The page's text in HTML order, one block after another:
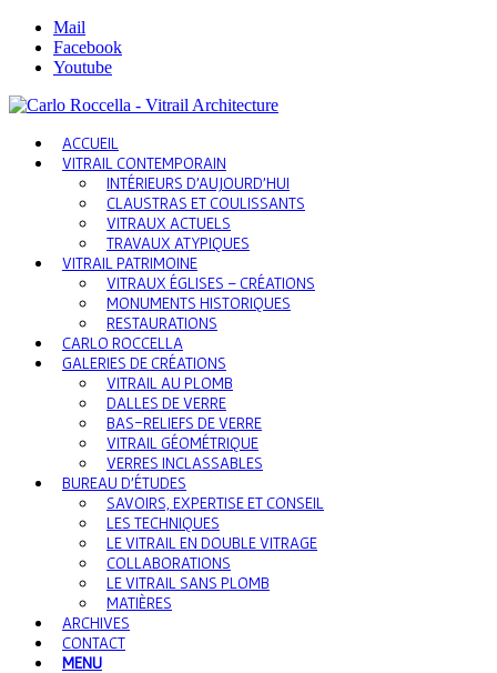
Mail
Facebook
Youtube
ACCUEIL
VITRAIL CONTEMPORAIN
INTÉRIEURS D’AUJOURD’HUI
CLAUSTRAS ET COULISSANTS
VITRAUX ACTUELS
TRAVAUX ATYPIQUES
VITRAIL PATRIMOINE
VITRAUX ÉGLISES – CRÉATIONS
MONUMENTS HISTORIQUES
RESTAURATIONS
CARLO ROCCELLA
GALERIES DE CRÉATIONS
VITRAIL AU PLOMB
DALLES DE VERRE
BAS-RELIEFS DE VERRE
VITRAIL GÉOMÉTRIQUE
VERRES INCLASSABLES
BUREAU D’ÉTUDES
SAVOIRS, EXPERTISE ET CONSEIL
LES TECHNIQUES
LE VITRAIL EN DOUBLE VITRAGE
COLLABORATIONS
LE VITRAIL SANS PLOMB
MATIÈRES
ARCHIVES
CONTACT
MENU